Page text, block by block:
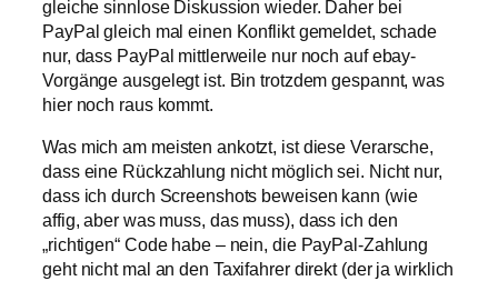
gleiche sinnlose Diskussion wieder. Daher bei
PayPal gleich mal einen Konflikt gemeldet, schade
nur, dass PayPal mittlerweile nur noch auf ebay-
Vorgänge ausgelegt ist. Bin trotzdem gespannt, was
hier noch raus kommt.
Was mich am meisten ankotzt, ist diese Verarsche,
dass eine Rückzahlung nicht möglich sei. Nicht nur,
dass ich durch Screenshots beweisen kann (wie
affig, aber was muss, das muss), dass ich den
„richtigen“ Code habe – nein, die PayPal-Zahlung
geht nicht mal an den Taxifahrer direkt (der ja wirklich